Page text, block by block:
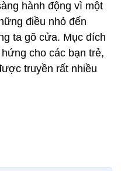
hành động vì một
điều nhỏ đến
ta gõ cửa. Mục đích
cho các bạn trẻ,
truyền rất nhiều